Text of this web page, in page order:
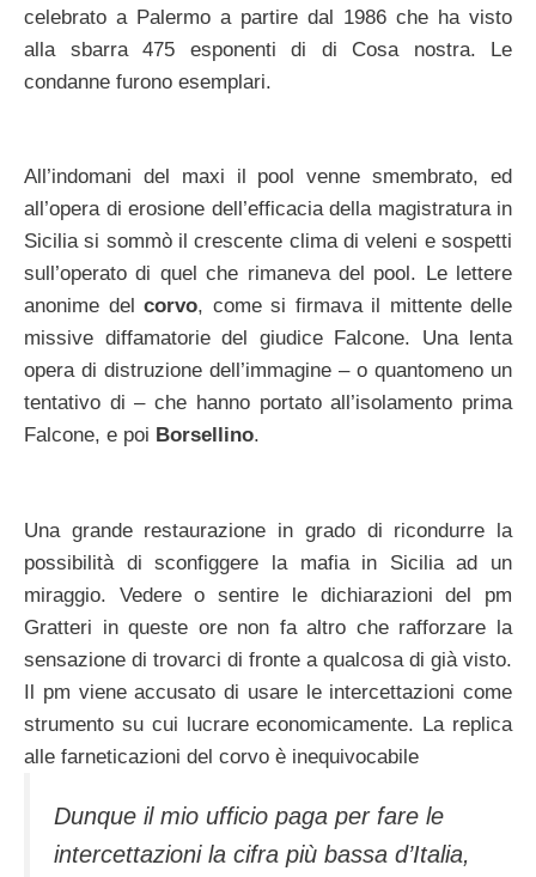
celebrato a Palermo a partire dal 1986 che ha visto
alla sbarra 475 esponenti di di Cosa nostra. Le
condanne furono esemplari.
All’indomani del maxi il pool venne smembrato, ed
all’opera di erosione dell’efficacia della magistratura in
Sicilia si sommò il crescente clima di veleni e sospetti
sull’operato di quel che rimaneva del pool. Le lettere
anonime del corvo, come si firmava il mittente delle
missive diffamatorie del giudice Falcone. Una lenta
opera di distruzione dell’immagine – o quantomeno un
tentativo di – che hanno portato all’isolamento prima
Falcone, e poi Borsellino.
Una grande restaurazione in grado di ricondurre la
possibilità di sconfiggere la mafia in Sicilia ad un
miraggio. Vedere o sentire le dichiarazioni del pm
Gratteri in queste ore non fa altro che rafforzare la
sensazione di trovarci di fronte a qualcosa di già visto.
Il pm viene accusato di usare le intercettazioni come
strumento su cui lucrare economicamente. La replica
alle farneticazioni del corvo è inequivocabile
Dunque il mio ufficio paga per fare le
intercettazioni la cifra più bassa d’Italia,